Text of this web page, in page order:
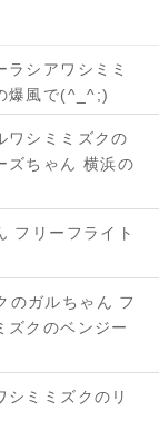
シアワシミミ
爆風で(^_^;)
ワシミミズクの
ズちゃん 横浜の
フリーフライト
のガルちゃん フ
ズクのベンジー
ミミズクのリ